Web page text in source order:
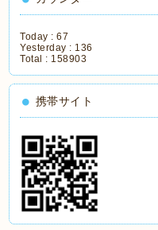
Today :67
Yesterday : 136
Total : 158903
携帯サイト